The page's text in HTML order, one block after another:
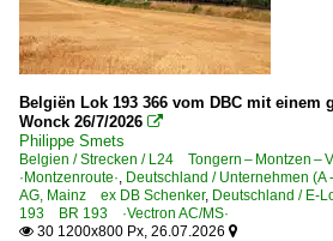
Kaub
Kiefersfelden
Kiel
Kirchen/Sieg
Koblenz Hbf ·KKO·
Köln (sonstige)
Königswinter
Belgiën Lok 193 366 vom DBC mit einem
Wonck 26/7/2026 
Philippe Smets
Belgien / Strecken / L24 Tongern – Montzen –
·Montzenroute·, Deutschland / Unternehmen (A
AG, Mainz ex DB Schenker, Deutschland / E-
193 BR 193 ·Vectron AC/MS·
 30 1200x800 Px, 26.07.2026 